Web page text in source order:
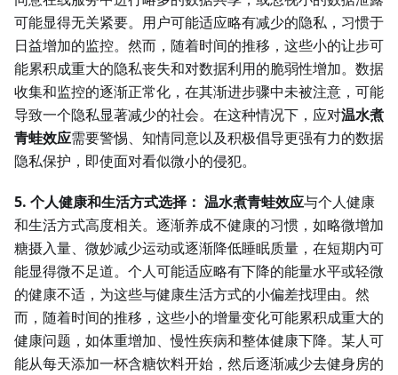
可能显得无关紧要。用户可能适应略有减少的隐私，习惯于
日益增加的监控。然而，随着时间的推移，这些小的让步可
能累积成重大的隐私丧失和对数据利用的脆弱性增加。数据
收集和监控的逐渐正常化，在其渐进步骤中未被注意，可能
导致一个隐私显著减少的社会。在这种情况下，应对温水煮
青蛙效应需要警惕、知情同意以及积极倡导更强有力的数据
隐私保护，即使面对看似微小的侵犯。
5. 个人健康和生活方式选择： 温水煮青蛙效应与个人健康
和生活方式高度相关。逐渐养成不健康的习惯，如略微增加
糖摄入量、微妙减少运动或逐渐降低睡眠质量，在短期内可
能显得微不足道。个人可能适应略有下降的能量水平或轻微
的健康不适，为这些与健康生活方式的小偏差找理由。然
而，随着时间的推移，这些小的增量变化可能累积成重大的
健康问题，如体重增加、慢性疾病和整体健康下降。某人可
能从每天添加一杯含糖饮料开始，然后逐渐减少去健身房的